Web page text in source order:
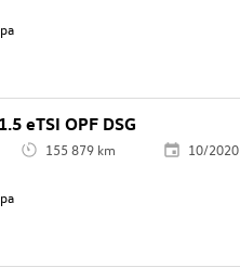
eTSI OPF DSG
155 879 km
10/2020